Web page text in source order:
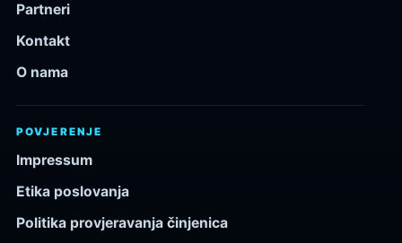
Partneri
Kontakt
O nama
POVJERENJE
Impressum
Etika poslovanja
Politika provjeravanja činjenica